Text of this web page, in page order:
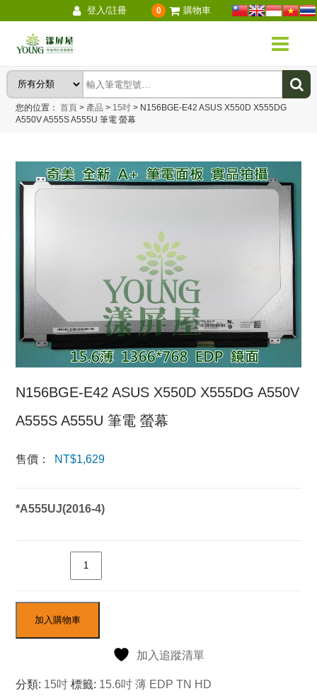
登入/註冊 0 購物車
您的位置：首頁 > 產品 > 15吋 > N156BGE-E42 ASUS X550D X555DG
A550V A555S A555U 筆電 螢幕
N156BGE-E42 ASUS X550D X555DG A550V
A555S A555U 筆電 螢幕
售價： NT$1,629
*A555UJ(2016-4)
加入購物車
加入追蹤清單
分類: 15吋 標籤: 15.6吋 薄 EDP TN HD